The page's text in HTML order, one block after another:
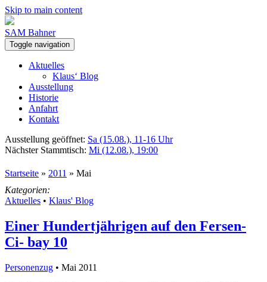
Skip to main content
SAM Bahner
Toggle navigation
Aktuelles
Klaus‘ Blog
Ausstellung
Historie
Anfahrt
Kontakt
Ausstellung geöffnet: Sa (15.08.), 11-16 Uhr
Nächster Stammtisch: Mi (12.08.), 19:00
Startseite » 2011 » Mai
Kategorien:
Aktuelles • Klaus' Blog
Einer Hundertjährigen auf den Fersen-
Ci- bay 10
Personenzug • Mai 2011